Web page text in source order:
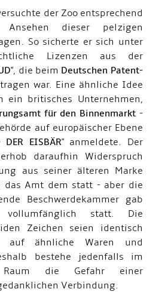
der Zoo entsprechend
dieser pelzigen
So sicherte er sich unter
Lizenzen aus der
", die beim Deutschen Patent-
war. Eine ähnliche Idee
ein britisches Unternehmen,
für den Binnenmarkt-
auf europäischer Ebene
EISBÄR" anmeldete. Der
daraufhin Widerspruch
aus seiner älteren Marke
das Amt dem statt - aber die
Beschwerdekammer gab
vollumfänglich statt. Die
Zeichen seien identisch
auf ähnliche Waren und
bestehe jedenfalls im
Raum die Gefahr einer
Verbindung.